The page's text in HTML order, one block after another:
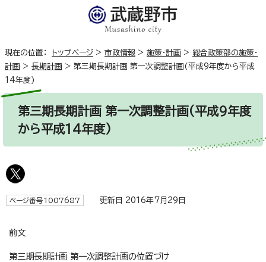
現在の位置： トップページ > 市政情報 > 施策・計画 > 総合政策部の施策・
計画 > 長期計画 > 第三期長期計画 第一次調整計画(平成9年度から平成
14年度)
第三期長期計画 第一次調整計画(平成9年度
から平成14年度)
ページ番号1007687 更新日 2016年7月29日
前文
第三期長期計画 第一次調整計画の位置づけ